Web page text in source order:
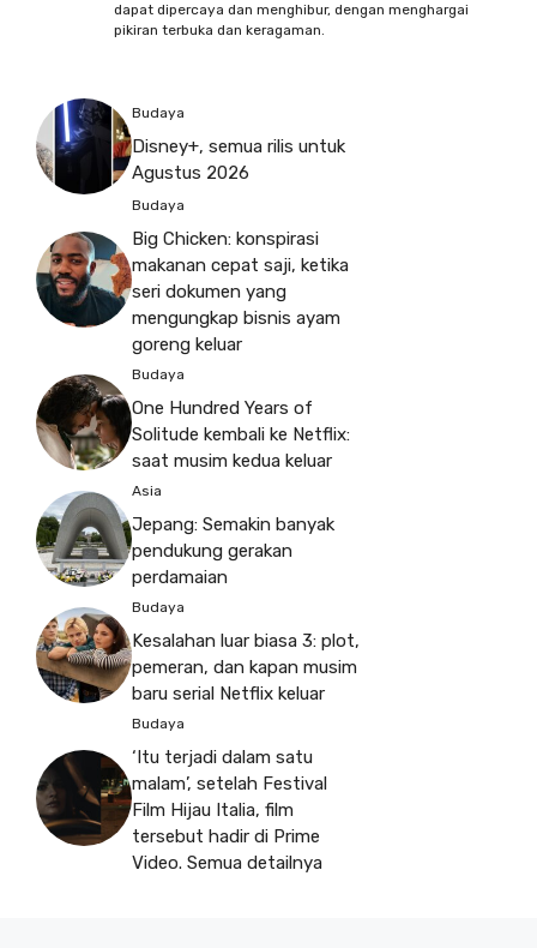
dapat dipercaya dan menghibur, dengan menghargai
pikiran terbuka dan keragaman.
Budaya
Disney+, semua rilis untuk
Agustus 2026
Budaya
Big Chicken: konspirasi
makanan cepat saji, ketika
seri dokumen yang
mengungkap bisnis ayam
goreng keluar
Budaya
One Hundred Years of
Solitude kembali ke Netflix:
saat musim kedua keluar
Asia
Jepang: Semakin banyak
pendukung gerakan
perdamaian
Budaya
Kesalahan luar biasa 3: plot,
pemeran, dan kapan musim
baru serial Netflix keluar
Budaya
‘Itu terjadi dalam satu
malam’, setelah Festival
Film Hijau Italia, film
tersebut hadir di Prime
Video. Semua detailnya